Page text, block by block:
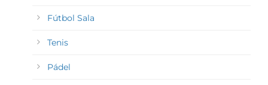
Fútbol Sala
Tenis
Pádel